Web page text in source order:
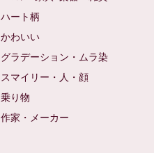
ハート柄
かわいい
グラデーション・ムラ染
スマイリー・人・顔
乗り物
作家・メーカー